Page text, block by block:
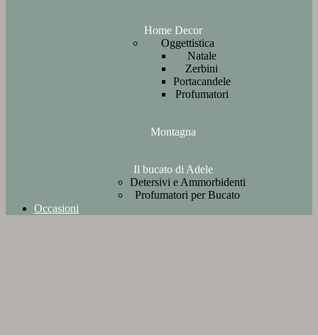
Home Decor
Oggettistica
Natale
Zerbini
Portacandele
Profumatori
Montagna
Il bucato di Adele
Detersivi e Ammorbidenti
Profumatori per Bucato
Occasioni